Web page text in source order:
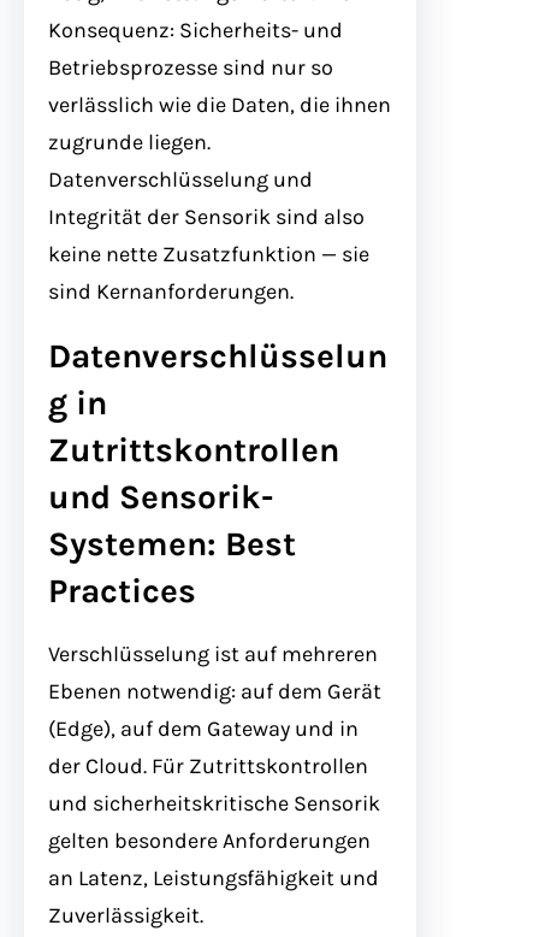
Konsequenz: Sicherheits- und
Betriebsprozesse sind nur so
verlässlich wie die Daten, die ihnen
zugrunde liegen.
Datenverschlüsselung und
Integrität der Sensorik sind also
keine nette Zusatzfunktion — sie
sind Kernanforderungen.
Datenverschlüsselun
g in
Zutrittskontrollen
und Sensorik-
Systemen: Best
Practices
Verschlüsselung ist auf mehreren
Ebenen notwendig: auf dem Gerät
(Edge), auf dem Gateway und in
der Cloud. Für Zutrittskontrollen
und sicherheitskritische Sensorik
gelten besondere Anforderungen
an Latenz, Leistungsfähigkeit und
Zuverlässigkeit.